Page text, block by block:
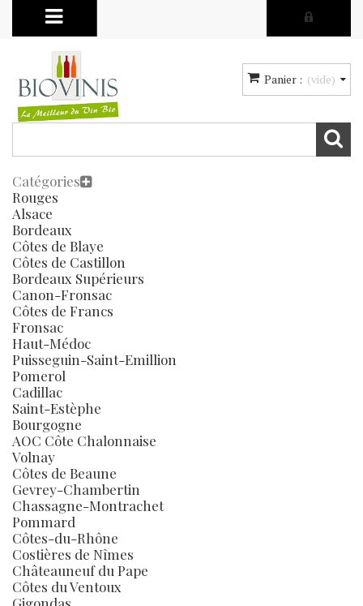
Catégories
Rouges
Alsace
Bordeaux
Côtes de Blaye
Côtes de Castillon
Bordeaux Supérieurs
Canon-Fronsac
Côtes de Francs
Fronsac
Haut-Médoc
Puisseguin-Saint-Emillion
Pomerol
Cadillac
Saint-Estèphe
Bourgogne
AOC Côte Chalonnaise
Volnay
Côtes de Beaune
Gevrey-Chambertin
Chassagne-Montrachet
Pommard
Côtes-du-Rhône
Costières de Nîmes
Châteauneuf du Pape
Côtes du Ventoux
Panier : (vide)